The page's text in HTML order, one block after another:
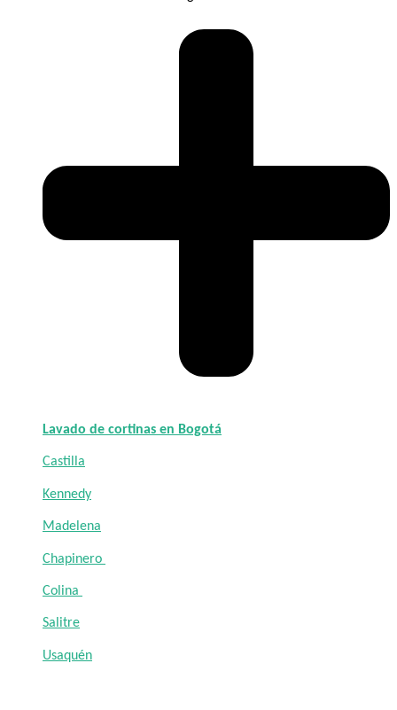
Lavado de cortinas en Bogotá
Castilla
Kennedy
Madelena
Chapinero
Colina
Salitre
Usaquén